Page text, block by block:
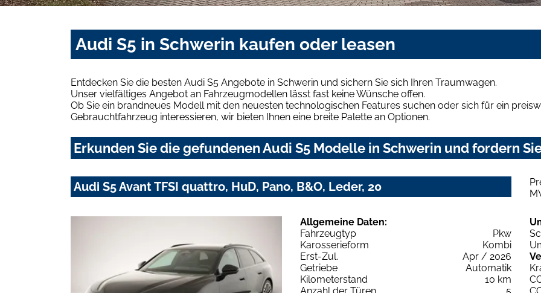
Audi S5 in Schwerin kaufen oder leasen
Entdecken Sie die besten Audi S5 Angebote in Schwerin und sichern Sie sich Ihren Traumwagen.
Unser vielfältiges Angebot an Fahrzeugmodellen lässt fast keine Wünsche offen.
Ob Sie ein brandneues Modell mit den neuesten technologischen Features suchen oder sich für ein
Gebrauchtfahrzeug interessieren, wir bieten Ihnen eine breite Palette an Optionen.
Erkunden Sie die gefundenen Audi S5 Modelle in Schwerin und fordern
Audi S5 Avant TFSI quattro, HuD, Pano, B&O, Leder, 20
Allgemeine Daten:
Fahrzeugtyp
Pkw
Karosserieform
Kombi
Erst-Zul.
Apr / 2026
Getriebe
Automatik
Kilometerstand
10 km
Anzahl der Türen
5